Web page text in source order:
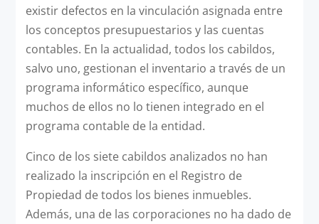
existir defectos en la vinculación asignada entre
los conceptos presupuestarios y las cuentas
contables. En la actualidad, todos los cabildos,
salvo uno, gestionan el inventario a través de un
programa informático específico, aunque
muchos de ellos no lo tienen integrado en el
programa contable de la entidad.
Cinco de los siete cabildos analizados no han
realizado la inscripción en el Registro de
Propiedad de todos los bienes inmuebles.
Además, una de las corporaciones no ha dado de